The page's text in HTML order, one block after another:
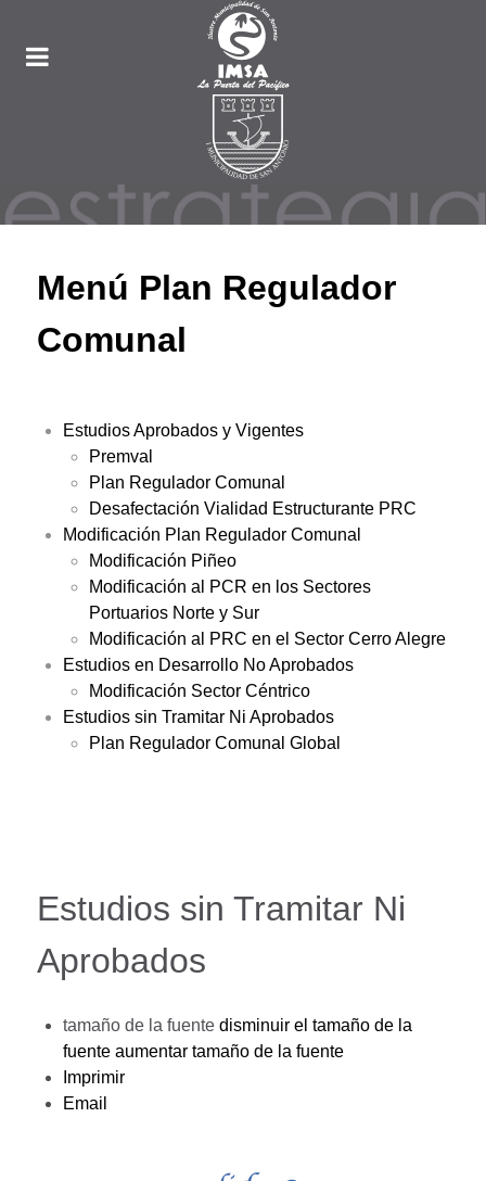
Menú Plan Regulador
Comunal
Estudios Aprobados y Vigentes
Premval
Plan Regulador Comunal
Desafectación Vialidad Estructurante PRC
Modificación Plan Regulador Comunal
Modificación Piñeo
Modificación al PCR en los Sectores
Portuarios Norte y Sur
Modificación al PRC en el Sector Cerro Alegre
Estudios en Desarrollo No Aprobados
Modificación Sector Céntrico
Estudios sin Tramitar Ni Aprobados
Plan Regulador Comunal Global
Estudios sin Tramitar Ni
Aprobados
tamaño de la fuente disminuir el tamaño de la
fuente aumentar tamaño de la fuente
Imprimir
Email